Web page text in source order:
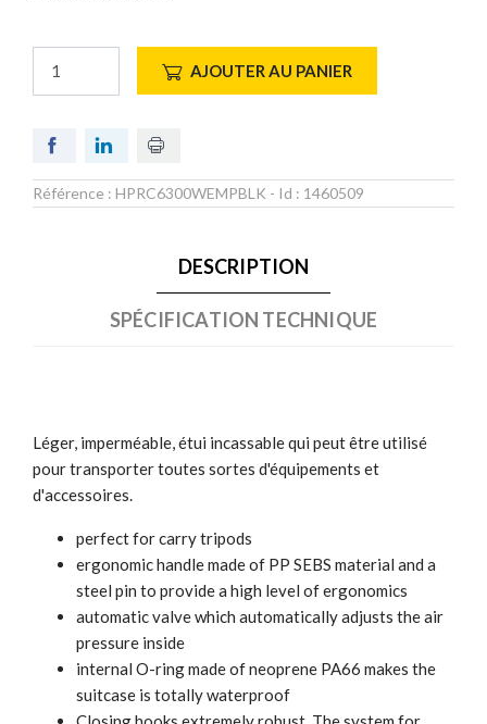
AJOUTER AU PANIER
Référence : HPRC6300WEMPBLK - Id : 1460509
DESCRIPTION
SPÉCIFICATION TECHNIQUE
Léger, imperméable, étui incassable qui peut être utilisé
pour transporter toutes sortes d'équipements et
d'accessoires.
perfect for carry tripods
ergonomic handle made of PP SEBS material and a
steel pin to provide a high level of ergonomics
automatic valve which automatically adjusts the air
pressure inside
internal O-ring made of neoprene PA66 makes the
suitcase is totally waterproof